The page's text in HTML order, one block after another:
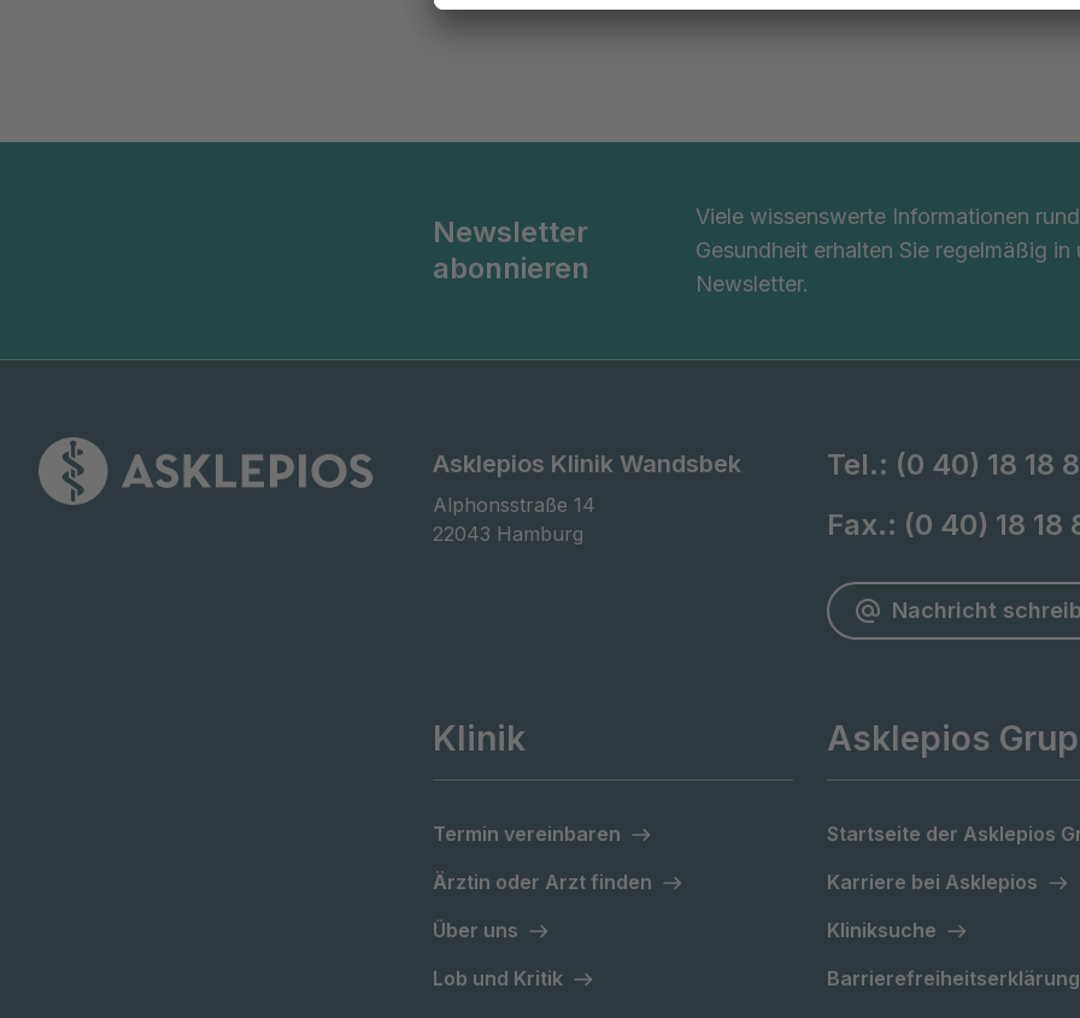
Newsletter
abonnieren
Viele wissenswerte Informationen
Gesundheit erhalten Sie regelmäßig
Newsletter.
Asklepios Klinik Wandsbek
Alphonsstraße 14
22043 Hamburg
Tel.: (0 40) 18 18
Fax.: (0 40) 18 18
Nachricht
Klinik
Termin vereinbaren
Ärztin oder Arzt finden
Über uns
Lob und Kritik
Asklepios
Startseite der Asklepios
Karriere bei Asklepios
Kliniksuche
Barrierefreiheitserklärung